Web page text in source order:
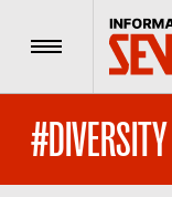
Menu
#DIVERSITY